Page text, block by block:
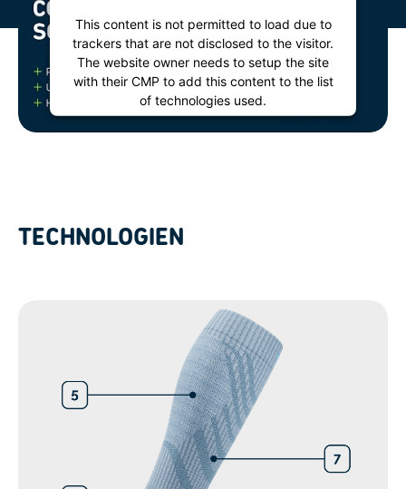
This content is not permitted to load due to
trackers that are not disclosed to the visitor.
The website owner needs to setup the site
with their CMP to add this content to the list
of technologies used.
Powered byUsercentrics Consent
TECHNOLOGIEN